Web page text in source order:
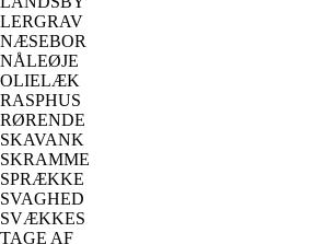
LERGRAV
NÆSEBOR
NÅLEØJE
OLIELÆK
RASPHUS
RØRENDE
SKAVANK
SKRAMME
SPRÆKKE
SVAGHED
SVÆKKES
TAGE AF